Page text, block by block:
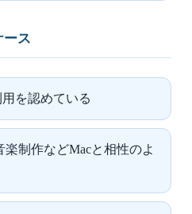
ース
を認めている
制作などMacと相性のよ